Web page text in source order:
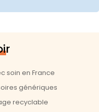
soin en France
génériques
recyclable